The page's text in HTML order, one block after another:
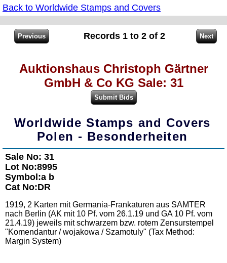
Back to Worldwide Stamps and Covers
Records 1 to 2 of 2
Auktionshaus Christoph Gärtner
GmbH & Co KG Sale: 31
Worldwide Stamps and Covers
Polen - Besonderheiten
Sale No: 31
Lot No:8995
Symbol:a b
Cat No:DR
1919, 2 Karten mit Germania-Frankaturen aus SAMTER
nach Berlin (AK mit 10 Pf. vom 26.1.19 und GA 10 Pf. vom
21.4.19) jeweils mit schwarzem bzw. rotem Zensurstempel
"Komendantur / wojakowa / Szamotuly" (Tax Method:
Margin System)